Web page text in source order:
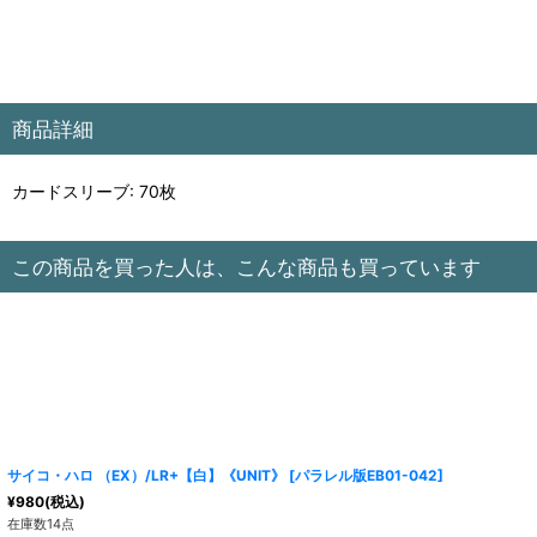
商品詳細
カードスリーブ: 70枚
この商品を買った人は、こんな商品も買っています
サイコ・ハロ （EX）/LR+【白】《UNIT》 [パラレル版EB01-042]
¥980(税込)
在庫数14点